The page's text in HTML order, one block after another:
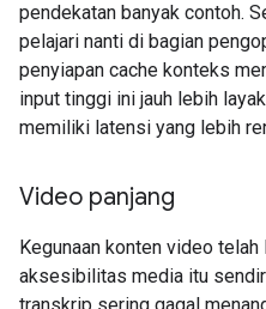
pendekatan banyak contoh.
pelajari nanti di bagian
penyiapan cache konteks
input tinggi ini jauh lebih
memiliki latensi yang lebih
Video panjang
Kegunaan konten video
aksesibilitas media itu